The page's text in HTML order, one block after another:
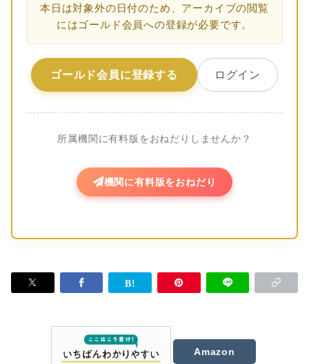
本日は対象外の日付のため、アーカイブの閲覧
にはゴールド会員への登録が必要です。
ゴールド会員に登録する ログイン
所属機関に有料版をおねだりしませんか？
機関に有料版をおねだり
Amazon